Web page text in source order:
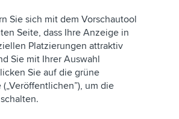
Sie sich mit dem Vorschautool
Seite, dass Ihre Anzeige in
Platzierungen attraktiv
Sie mit Ihrer Auswahl
Sie auf die grüne
um die